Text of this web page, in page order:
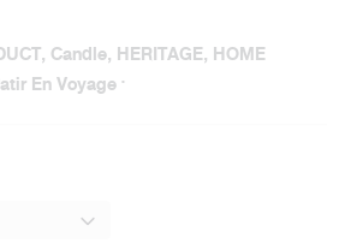
, Candle, HERITAGE, HOME
En Voyage